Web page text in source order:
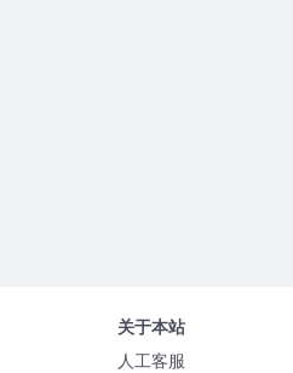
关于本站
人工客服